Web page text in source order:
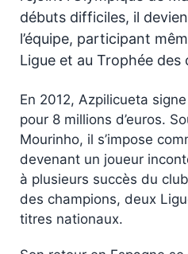
débuts difficiles, il
l’équipe, participant
Ligue et au Trophée des
En 2012, Azpilicueta
pour 8 millions d’euros.
Mourinho, il s’impose
devenant un joueur
à plusieurs succès du
des champions, deux
titres nationaux.